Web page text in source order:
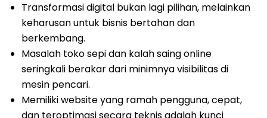
Transformasi digital bukan lagi pilihan, melainkan
keharusan untuk bisnis bertahan dan
berkembang.
Masalah toko sepi dan kalah saing online
seringkali berakar dari minimnya visibilitas di
mesin pencari.
Memiliki website yang ramah pengguna, cepat,